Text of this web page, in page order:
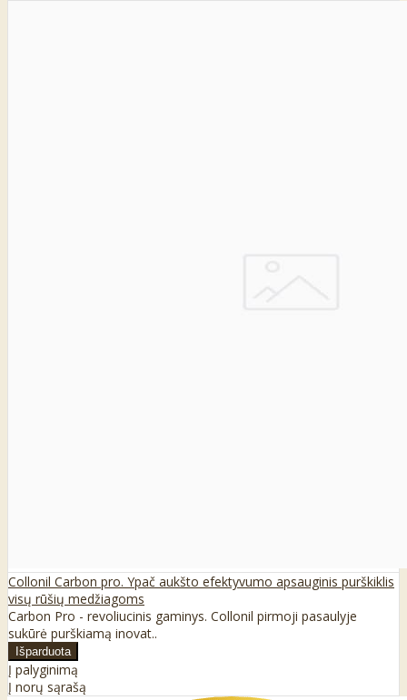
Collonil Carbon pro. Ypač aukšto efektyvumo apsauginis purškiklis
visų rūšių medžiagoms
Carbon Pro - revoliucinis gaminys. Collonil pirmoji pasaulyje
sukūrė purškiamą inovat..
Į palyginimą
Į norų sąrašą